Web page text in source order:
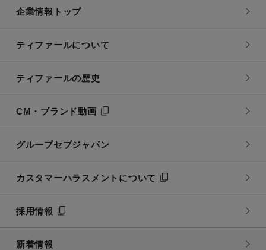
企業情報トップ
ティファールについて
ティファールの歴史
CM・ブランド動画
グループセブジャパン
カスタマーハラスメントについて
採用情報
新着情報